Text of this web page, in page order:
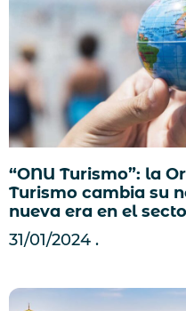
“ONU Turismo”: la
Turismo cambia su
nueva era en el
31/01/2024